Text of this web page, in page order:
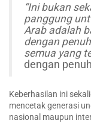
“Ini bukan
panggung
Arab adalah
dengan
semua yang
dengan
Keberhasilan ini
mencetak generasi
nasional maupun